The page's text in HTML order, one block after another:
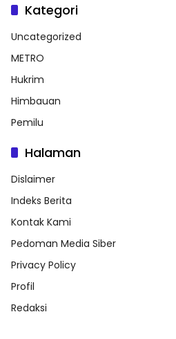
Kategori
Uncategorized
METRO
Hukrim
Himbauan
Pemilu
Halaman
Dislaimer
Indeks Berita
Kontak Kami
Pedoman Media Siber
Privacy Policy
Profil
Redaksi